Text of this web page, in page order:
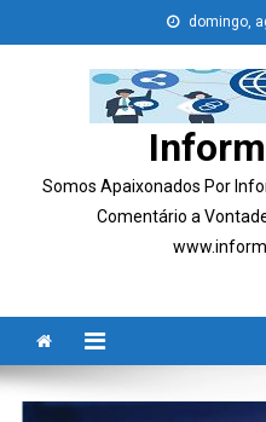
to
domingo,
Somos Apaixonados Por
Comentário a